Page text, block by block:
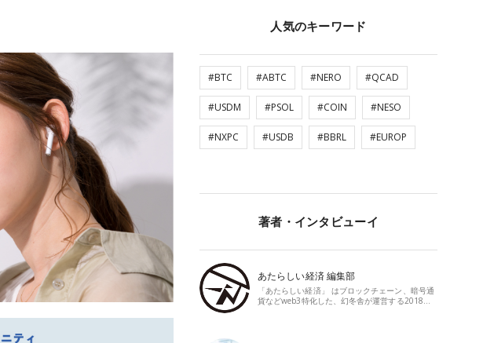
人気のキーワード
#BTC #ABTC #NERO #QCAD
#USDM #PSOL #COIN #NESO
#NXPC #USDB #BBRL #EUROP
著者・インタビューイ
あたらしい経済 編集部
「あたらしい経済」 はブロックチェーン、暗号通
貨などweb3特化した、幻冬舎が運営する2018…